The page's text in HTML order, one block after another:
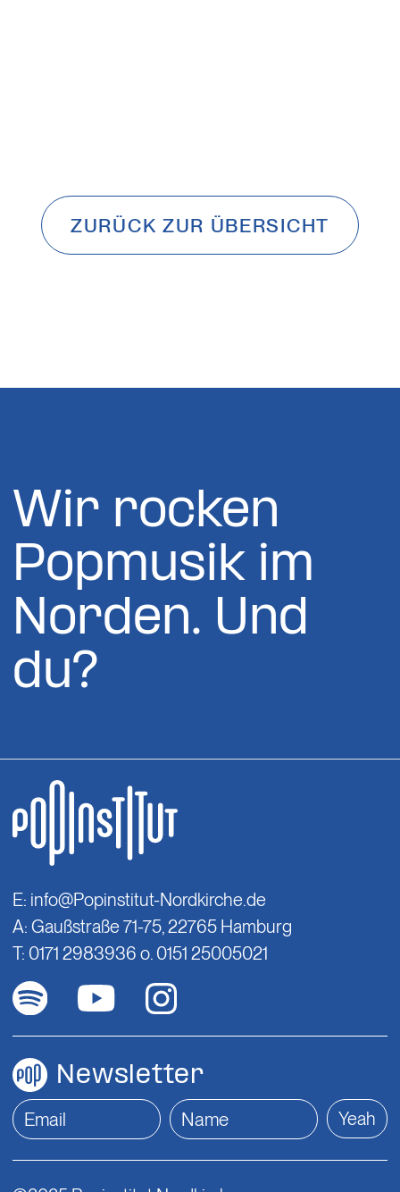
ZURÜCK ZUR ÜBERSICHT
Wir rocken
Popmusik im
Norden. Und
du?
E: info@Popinstitut-Nordkirche.de
A: Gaußstraße 71-75, 22765 Hamburg
T: 0171 2983936 o. 0151 25005021
Newsletter
Yeah